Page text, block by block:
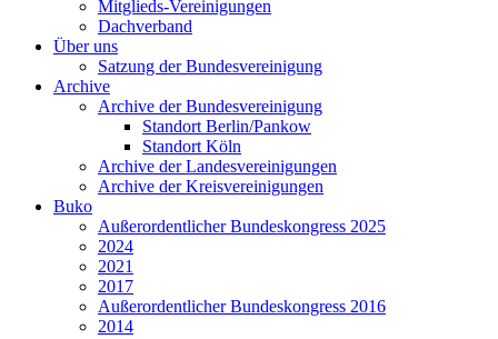
Mitglieds-Vereinigungen
Dachverband
Über uns
Satzung der Bundesvereinigung
Archive
Archive der Bundesvereinigung
Standort Berlin/Pankow
Standort Köln
Archive der Landesvereinigungen
Archive der Kreisvereinigungen
Buko
Außerordentlicher Bundeskongress 2025
2024
2021
2017
Außerordentlicher Bundeskongress 2016
2014